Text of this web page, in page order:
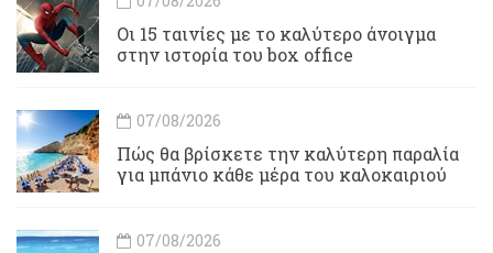
Οι 15 ταινίες με το καλύτερο άνοιγμα
στην ιστορία του box office
07/08/2026
Πώς θα βρίσκετε την καλύτερη παραλία
για μπάνιο κάθε μέρα του καλοκαιριού
07/08/2026